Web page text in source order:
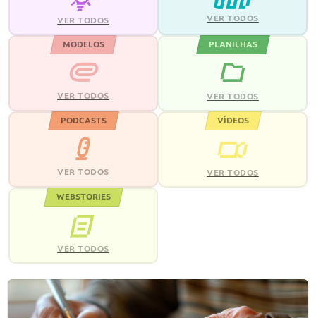
VER TODOS VER TODOS
MODELOS
VER TODOS
PLANILHAS
VER TODOS
PODCASTS
VER TODOS
VÍDEOS
VER TODOS
WEBSTORIES
VER TODOS